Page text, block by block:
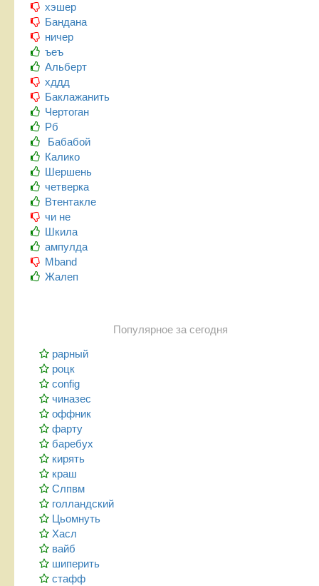
хэшер
Бандана
ничер
ъеъ
Альберт
хддд
Баклажанить
Чертоган
Рб
Бабабой
Калико
Шершень
четверка
Втентакле
чи не
Шкила
ампулда
Mband
Жалеп
Популярное за сегодня
рарный
роцк
config
чиназес
оффник
фарту
баребух
кирять
краш
Слпвм
голландский
Цьомнуть
Хасл
вайб
шиперить
стафф